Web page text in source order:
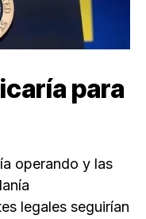
para
operando y las
legales seguirían